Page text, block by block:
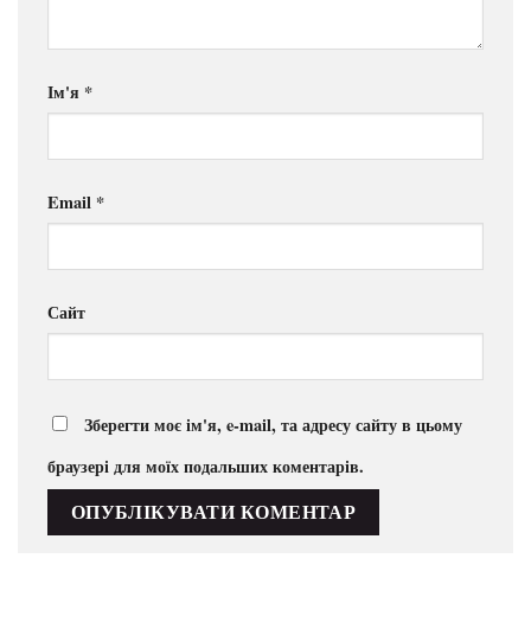
Ім'я *
Email *
Сайт
Зберегти моє ім'я, e-mail, та адресу сайту в цьому
браузері для моїх подальших коментарів.